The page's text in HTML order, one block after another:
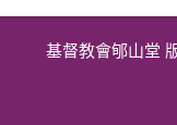
基督教會郇山堂